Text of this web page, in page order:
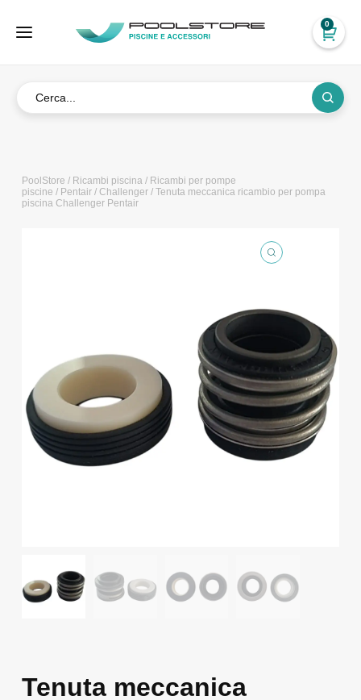
0
PoolStore / Ricambi piscina/ Ricambi per pompe
piscine / Pentair/ Challenger/ Tenuta meccanica ricambio per pompa
piscina Challenger Pentair
Tenuta meccanica